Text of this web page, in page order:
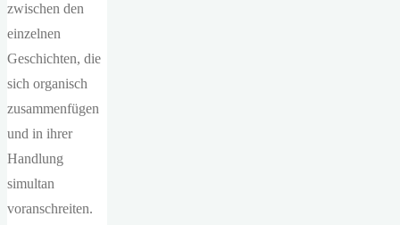
zwischen den
einzelnen
Geschichten, die
sich organisch
zusammenfügen
und in ihrer
Handlung
simultan
voranschreiten.